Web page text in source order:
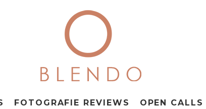
FOTOGRAFIE REVIEWS OPEN CALLS